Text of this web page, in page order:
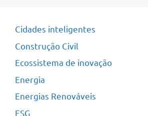
Cidades inteligentes
Construção Civil
Ecossistema de inovação
Energia
Energias Renováveis
ESG